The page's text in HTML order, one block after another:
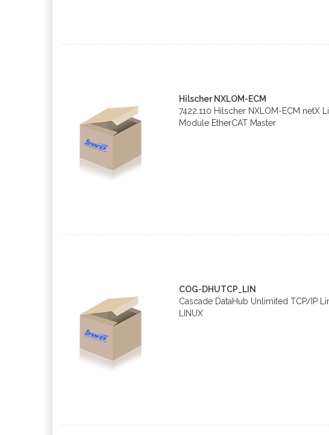
Hilscher NXLOM-ECM
7422.110 Hilscher NXLOM-ECM netX
Module EtherCAT Master
COG-DHUTCP_LIN
Cascade DataHub Unlimited TCP/IP
LINUX